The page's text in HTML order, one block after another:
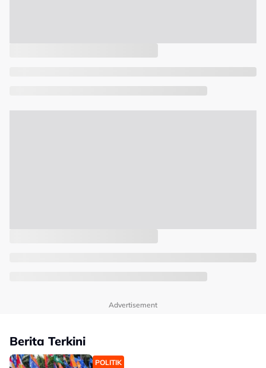
Advertisement
Berita Terkini
POLITIK